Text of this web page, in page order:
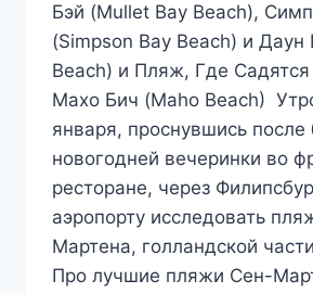
Бэй (Mullet Bay Beach),
(Simpson Bay Beach) и Даун
Beach) и Пляж, Где
Махо Бич (Maho Beach)
января, проснувшись после
новогодней вечеринки во
ресторане, через
аэропорту исследовать
Мартена, голландской
Про лучшие пляжи Сен-